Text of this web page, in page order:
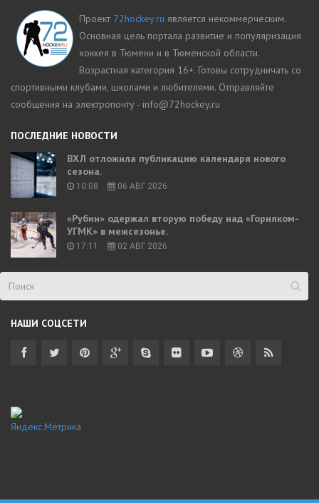
Проект 72hockey.ru является некоммерческим.
Основная цель портала развитие и популяризация
хоккея в Тюмени и в Тюменской области.
Возрастная категория 16+. Готовы сотрудничать со
спортивными клубами, школами и любителями. Отправляйте
сообщения на электропочту - info@72hockey.ru
ПОСЛЕДНИЕ НОВОСТИ
ВХЛ отложила публикацию календаря нового
сезона.
10:08 06 АВГ 2026
«Рубин» одержал вторую победу над «Горняком-
УГМК» в межсезонье.
17:11 02 АВГ 2026
НАШИ СОЦСЕТИ